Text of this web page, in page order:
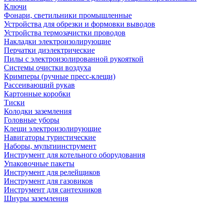
Ключи
Фонари, светильники промышленные
Устройства для обрезки и формовки выводов
Устройства термозачистки проводов
Накладки электроизолирующие
Перчатки диэлектрические
Пилы с электроизолированной рукояткой
Системы очистки воздуха
Кримперы (ручные пресс-клещи)
Рассеивающий рукав
Картонные коробки
Тиски
Колодки заземления
Головные уборы
Клещи электроизолирующие
Навигаторы туристические
Наборы, мультиинструмент
Инструмент для котельного оборудования
Упаковочные пакеты
Инструмент для релейщиков
Инструмент для газовиков
Инструмент для сантехников
Шнуры заземления